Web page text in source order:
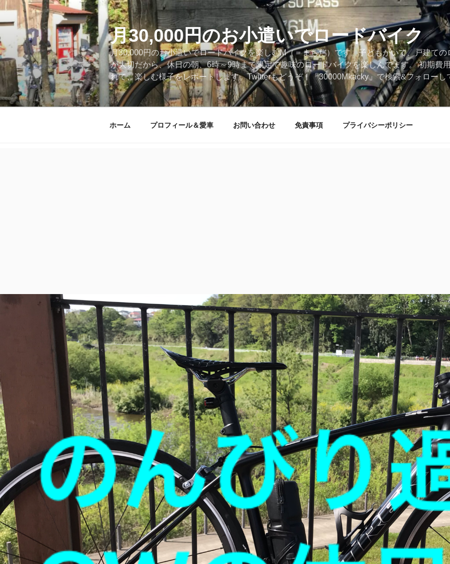
コ
テ
ン
ツ
へ
ス
キ
ッ
月30,000円のお小遣いでロードバイク
月30,000円のお小遣いでロードバイクを楽しむM（＝まちだ）です。子どもがいて、戸建て
が大切だから、休日の朝、6時～9時まで限定で趣味のロードバイクを楽しんでます。 初期費
れて、楽しむ様子をレポートします。Twitterもどうぞ！「30000Mkacky」で検索&フォローし
ホーム プロフィール＆愛車 お問い合わせ 免責事項 プライバシーポリシー